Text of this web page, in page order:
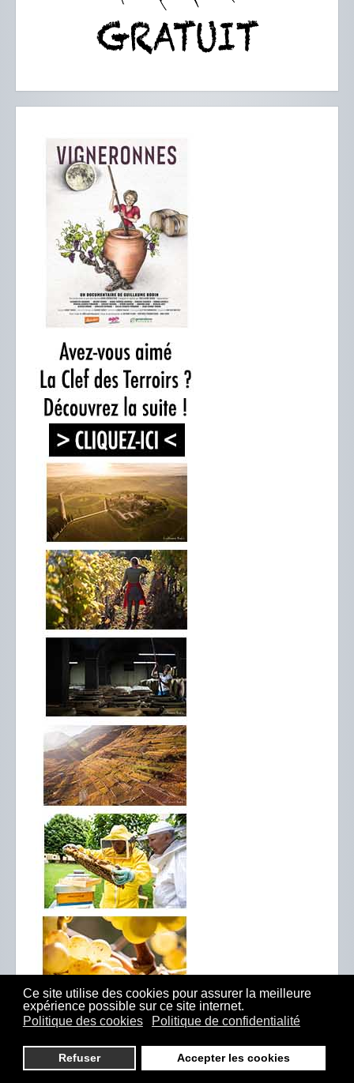
Ce site utilise des cookies pour assurer la meilleure
expérience possible sur ce site internet.
Politique des cookies
Politique de confidentialité
Refuser Accepter les cookies